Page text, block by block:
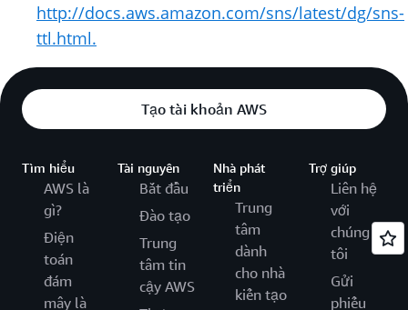
http://docs.aws.amazon.com/sns/latest/dg/sns-
ttl.html.
Tạo tài khoản AWS
Tìm hiểu
AWS là
gì?
Điện
toán
đám
mây là
Tài nguyên
Bắt đầu
Đào tạo
Trung
tâm tin
cậy AWS
Nhà phát
triển
Trung
tâm
dành
cho nhà
kiến tạo
Trợ giúp
Liên hệ
với
chúng
tôi
Gửi
phiếu